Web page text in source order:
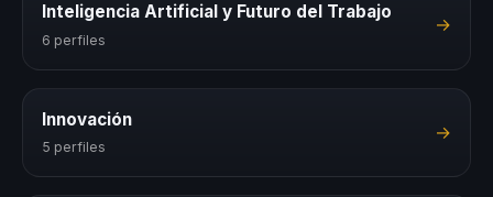
Inteligencia Artificial y Futuro del Trabajo
6 perfiles
→
Innovación
5 perfiles
→